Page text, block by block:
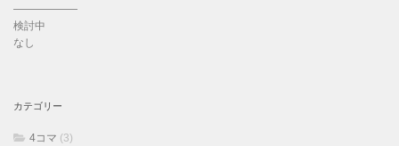
——————
検討中
なし
カテゴリー
4コマ (3)